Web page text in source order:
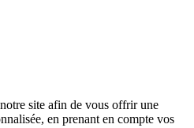
site afin de vous offrir une
en prenant en compte vos